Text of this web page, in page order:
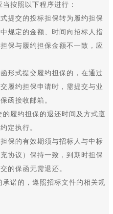
按照以下程序进行：
交的投标担保转为履约担保
规定的金额、时间向招标人指
保与履约担保金额不一致，应
式提交履约担保的，在通过
履约担保申请时，需提交与业
函接收邮箱。
履约担保的退还时间及方式遵
定执行。
的有效期须与招标人与中标
协议）保持一致，到期时担保
的保函无需退还。
诺的，遵照招标文件的相关规